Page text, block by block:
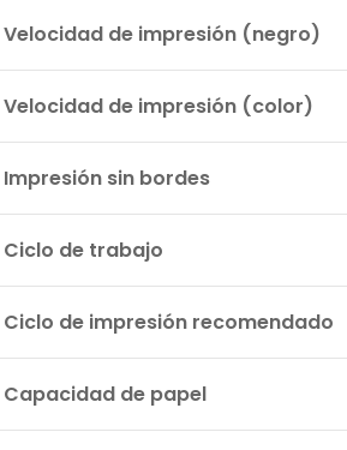
Velocidad de impresión (negro)
Velocidad de impresión (color)
Impresión sin bordes
Ciclo de trabajo
Ciclo de impresión recomendado
Capacidad de papel